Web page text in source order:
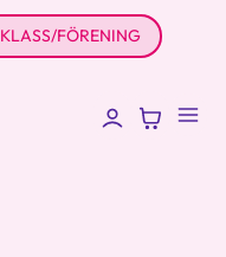
KLASS/FÖRENING